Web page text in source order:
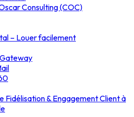
Consulting (COC)
– Louer facilement
Fidélisation & Engagement Client à